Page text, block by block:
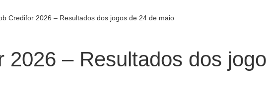
Credifor 2026 – Resultados dos jogos de 24 de maio
2026 – Resultados dos